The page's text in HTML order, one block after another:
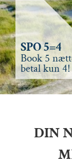
SPO 5=4
Book 5
betal kun 4!
DIN